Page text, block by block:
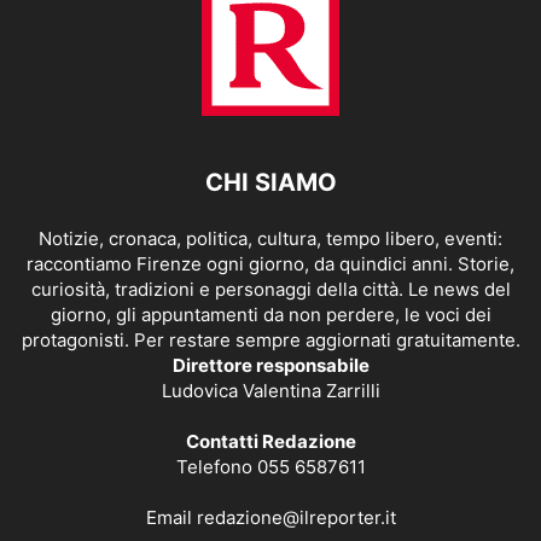
CHI SIAMO
Notizie, cronaca, politica, cultura, tempo libero, eventi:
raccontiamo Firenze ogni giorno, da quindici anni. Storie,
curiosità, tradizioni e personaggi della città. Le news del
giorno, gli appuntamenti da non perdere, le voci dei
protagonisti. Per restare sempre aggiornati gratuitamente.
Direttore responsabile
Ludovica Valentina Zarrilli
Contatti Redazione
Telefono 055 6587611
Email redazione@ilreporter.it